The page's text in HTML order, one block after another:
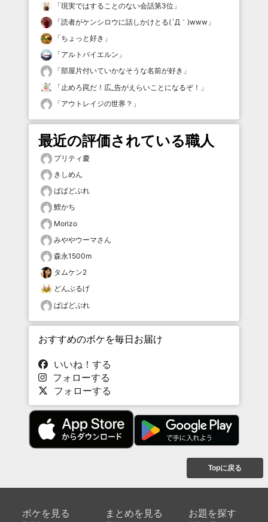
「現実ではすることのない会話第3位 」
「読者がケンシロウに話しかけとる(´Д｀)www 」
「ちょっと好き 」
「アルトバイエルン 」
「部屋片付いていかなそうな名前が好き 」
「 止めろ罠だ！広_告がえらいことになるぞ！ 」
「アウトレイジの世界？ 」
最近の評価されている職人
プリティ慶
きしめん
ぱぱどぶれ
鯉かち
Morizo
みややウーマさん
森永1500m
タムケン2
どんぶるげ
ぱぱどぶれ
おすすめのボケを毎日お届け
いいね！する
フォローする
フォローする
Topに戻る
ボケを見る まとめを見る お題を探す